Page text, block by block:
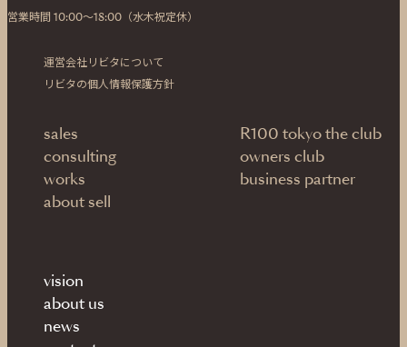
営業時間 10:00〜18:00（水木祝定休）
運営会社リビタについて
リビタの個人情報保護方針
sales
consulting
works
about sell
R100 tokyo the club
owners club
business partner
vision
about us
news